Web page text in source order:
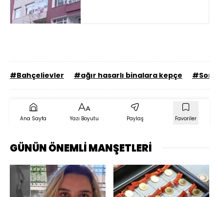
#Bahçelievler #ağır hasarlı binalara kepçe #Son
Ana Sayfa Yazı Boyutu Paylaş Favoriler
GÜNÜN ÖNEMLİ MANŞETLERİ